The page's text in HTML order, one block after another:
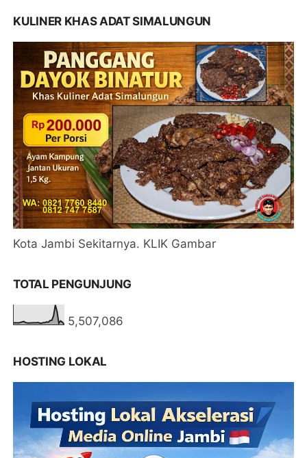
KULINER KHAS ADAT SIMALUNGUN
Kota Jambi Sekitarnya. KLIK Gambar
TOTAL PENGUNJUNG
5,507,086
HOSTING LOKAL